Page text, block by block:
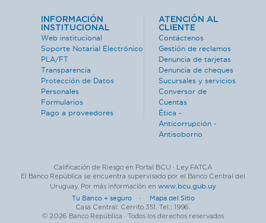
INFORMACIÓN
INSTITUCIONAL
Web institucional
Soporte Notarial Electrónico
PLA/FT
Transparencia
Protección de Datos
Personales
Formularios
Pago a proveedores
ATENCIÓN AL
CLIENTE
Contáctenos
Gestión de reclamos
Denuncia de tarjetas
Denuncia de cheques
Sucursales y servicios
Conversor de
Cuentas
Ética -
Anticorrupción -
Antisoborno
Calificación de Riesgo en Portal BCU · Ley FATCA
El Banco República se encuentra supervisado por el Banco Central del
Uruguay. Por más información en www.bcu.gub.uy
Tu Banco + seguro · Mapa del Sitio
Casa Central: Cerrito 351. Tel.: 1996.
© 2026 Banco República · Todos los derechos reservados